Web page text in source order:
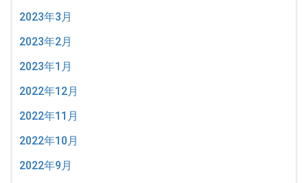
2023年3月
2023年2月
2023年1月
2022年12月
2022年11月
2022年10月
2022年9月